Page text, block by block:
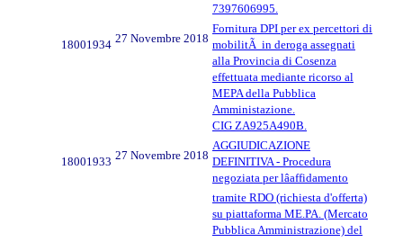
7397606995.
18001934 27 Novembre 2018
Fornitura DPI per ex percettori di
mobilitÃ in deroga assegnati
alla Provincia di Cosenza
effettuata mediante ricorso al
MEPA della Pubblica
Amministazione.
CIG ZA925A490B.
18001933 27 Novembre 2018
AGGIUDICAZIONE
DEFINITIVA - Procedura
negoziata per lâaffidamento
tramite RDO (richiesta d'offerta)
su piattaforma ME.PA. (Mercato
Pubblica Amministrazione) del